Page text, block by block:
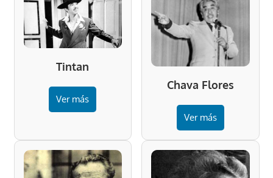
Tintan
Ver más
Chava Flores
Ver más